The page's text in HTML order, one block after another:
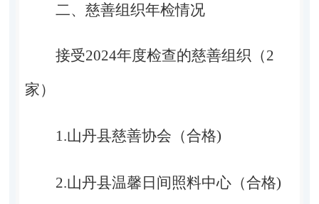
二、慈善组织年检情况
接受2024年度检查的慈善组织（2
家）
1.山丹县慈善协会（合格)
2.山丹县温馨日间照料中心（合格)